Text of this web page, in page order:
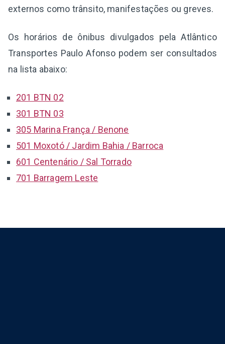
externos como trânsito, manifestações ou greves.
Os horários de ônibus divulgados pela Atlântico
Transportes Paulo Afonso podem ser consultados
na lista abaixo:
201 BTN 02
301 BTN 03
305 Marina França / Benone
501 Moxotó / Jardim Bahia / Barroca
601 Centenário / Sal Torrado
701 Barragem Leste